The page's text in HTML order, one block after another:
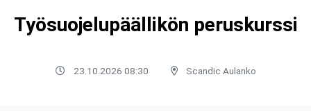
Työsuojelupäällikön peruskurssi
23.10.2026 08:30 Scandic Aulanko